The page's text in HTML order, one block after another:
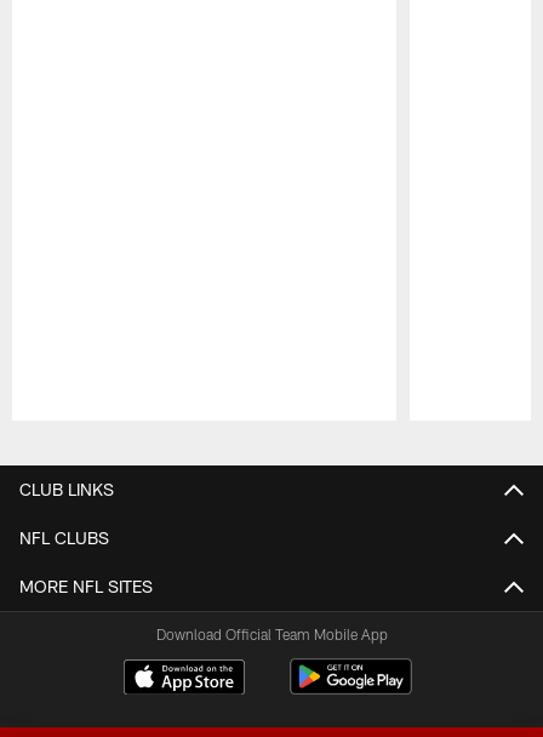
CLUB LINKS
NFL CLUBS
MORE NFL SITES
Download Official Team Mobile App